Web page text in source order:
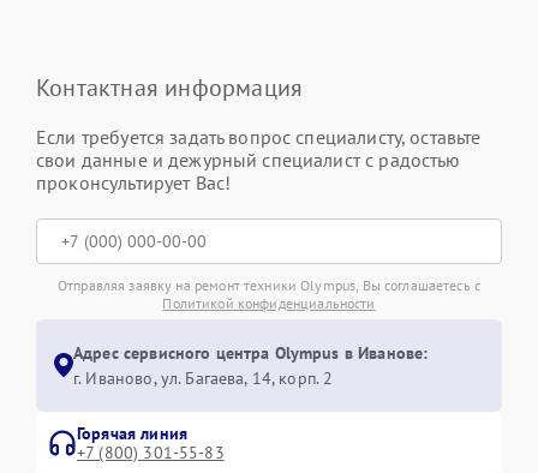
Контактная информация
Если требуется задать вопрос специалисту, оставьте
свои данные и дежурный специалист с радостью
проконсультирует Вас!
Отправляя заявку на ремонт техники Olympus, Вы соглашаетесь с
Политикой конфиденциальности
Адрес сервисного центра Olympus в Иванове:
г. Иваново, ул. Багаева, 14, корп. 2
Горячая линия
+7 (800) 301-55-83